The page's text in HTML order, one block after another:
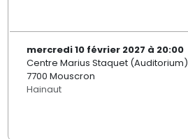
mercredi 10 février 2027 à 20:00
Centre Marius Staquet (Auditorium)
7700 Mouscron
Hainaut